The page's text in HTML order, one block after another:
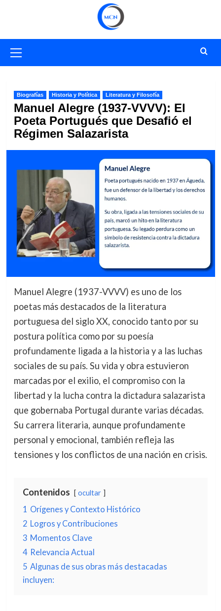
primario
Biografías Historia y Política Literatura y Filosofía
Manuel Alegre (1937-VVVV): El
Poeta Portugués que Desafió el
Régimen Salazarista
Manuel Alegre (1937-VVVV) es uno de los
poetas más destacados de la literatura
portuguesa del siglo XX, conocido tanto por su
postura política como por su poesía
profundamente ligada a la historia y a las luchas
sociales de su país. Su vida y obra estuvieron
marcadas por el exilio, el compromiso con la
libertad y la lucha contra la dictadura salazarista
que gobernaba Portugal durante varias décadas.
Su carrera literaria, aunque profundamente
personal y emocional, también refleja las
tensiones y los conflictos de una nación en crisis.
Contenidos ocultar
1 Orígenes y Contexto Histórico
2 Logros y Contribuciones
3 Momentos Clave
4 Relevancia Actual
5 Algunas de sus obras más destacadas
incluyen: